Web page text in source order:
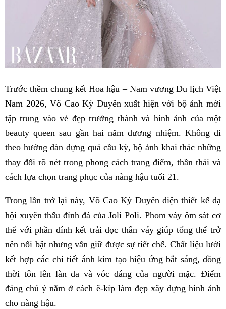
Trước thềm chung kết Hoa hậu – Nam vương Du lịch Việt
Nam 2026, Võ Cao Kỳ Duyên xuất hiện với bộ ảnh mới
tập trung vào vẻ đẹp trưởng thành và hình ảnh của một
beauty queen sau gần hai năm đương nhiệm. Không đi
theo hướng dàn dựng quá cầu kỳ, bộ ảnh khai thác những
thay đổi rõ nét trong phong cách trang điểm, thần thái và
cách lựa chọn trang phục của nàng hậu tuổi 21.
Trong lần trở lại này, Võ Cao Kỳ Duyên diện thiết kế dạ
hội xuyên thấu đính đá của Joli Poli. Phom váy ôm sát cơ
thể với phần đính kết trải dọc thân váy giúp tổng thể trở
nên nổi bật nhưng vẫn giữ được sự tiết chế. Chất liệu lưới
kết hợp các chi tiết ánh kim tạo hiệu ứng bắt sáng, đồng
thời tôn lên làn da và vóc dáng của người mặc. Điểm
đáng chú ý nằm ở cách ê-kíp làm đẹp xây dựng hình ảnh
cho nàng hậu.